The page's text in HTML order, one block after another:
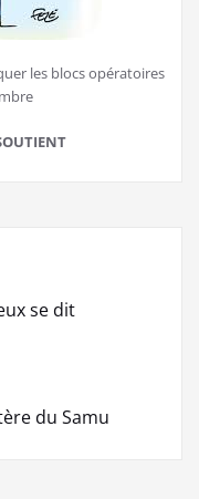
les blocs opératoires
se dit
du Samu